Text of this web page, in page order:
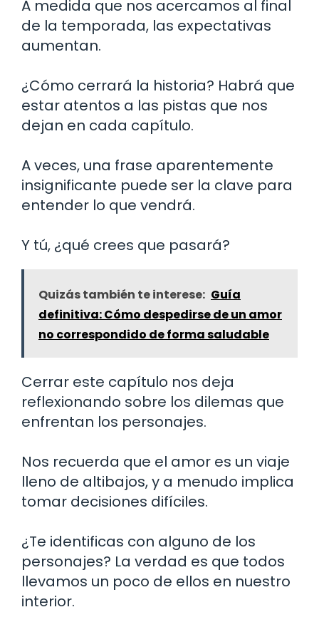
A medida que nos acercamos al final
de la temporada, las expectativas
aumentan.
¿Cómo cerrará la historia? Habrá que
estar atentos a las pistas que nos
dejan en cada capítulo.
A veces, una frase aparentemente
insignificante puede ser la clave para
entender lo que vendrá.
Y tú, ¿qué crees que pasará?
Quizás también te interese: Guía
definitiva: Cómo despedirse de un amor
no correspondido de forma saludable
Cerrar este capítulo nos deja
reflexionando sobre los dilemas que
enfrentan los personajes.
Nos recuerda que el amor es un viaje
lleno de altibajos, y a menudo implica
tomar decisiones difíciles.
¿Te identificas con alguno de los
personajes? La verdad es que todos
llevamos un poco de ellos en nuestro
interior.